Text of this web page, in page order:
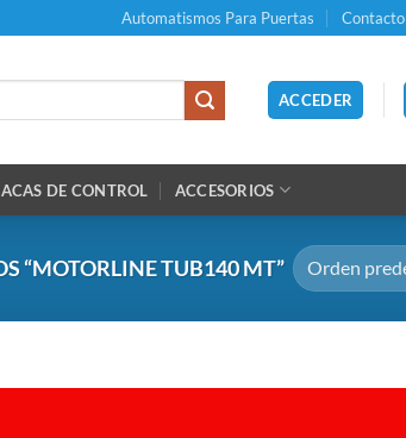
Automatismos Para Puertas Contacto
ACCEDER
DE CONTROL ACCESORIOS
“MOTORLINE TUB140 MT”